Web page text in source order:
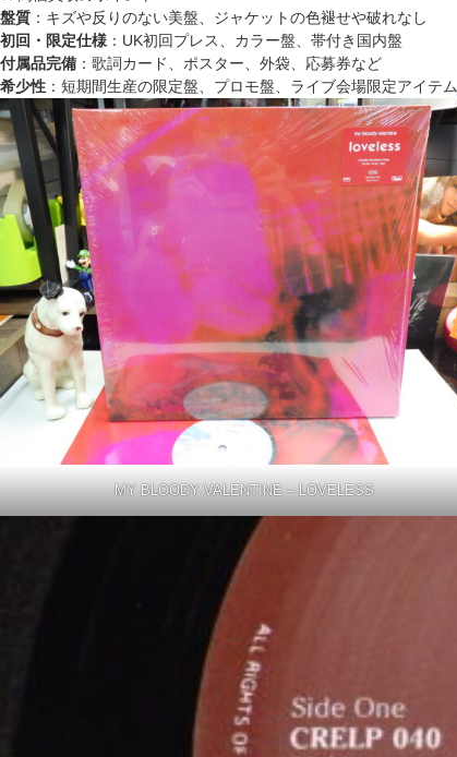
盤質 ：キズや反りのない美盤、ジャケットの色褪せや破れなし
初回・限定仕様 ：UK初回プレス、カラー盤、帯付き国内盤
付属品完備 ：歌詞カード、ポスター、外袋、応募券など
希少性 ：短期間生産の限定盤、プロモ盤、ライブ会場限定アイテム
MY BLOODY VALENTINE – LOVELESS